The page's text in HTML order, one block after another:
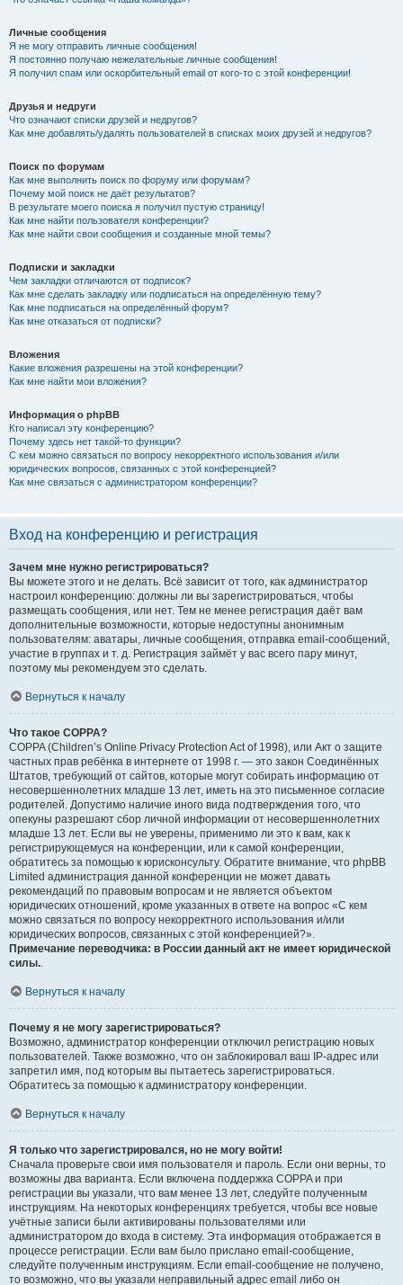
Личные сообщения
Я не могу отправить личные сообщения!
Я постоянно получаю нежелательные личные сообщения!
Я получил спам или оскорбительный email от кого-то с этой конференции!
Друзья и недруги
Что означают списки друзей и недругов?
Как мне добавлять/удалять пользователей в списках моих друзей и недругов?
Поиск по форумам
Как мне выполнить поиск по форуму или форумам?
Почему мой поиск не даёт результатов?
В результате моего поиска я получил пустую страницу!
Как мне найти пользователя конференции?
Как мне найти свои сообщения и созданные мной темы?
Подписки и закладки
Чем закладки отличаются от подписок?
Как мне сделать закладку или подписаться на определённую тему?
Как мне подписаться на определённый форум?
Как мне отказаться от подписки?
Вложения
Какие вложения разрешены на этой конференции?
Как мне найти мои вложения?
Информация о phpBB
Кто написал эту конференцию?
Почему здесь нет такой-то функции?
С кем можно связаться по вопросу некорректного использования и/или
юридических вопросов, связанных с этой конференцией?
Как мне связаться с администратором конференции?
Вход на конференцию и регистрация
Зачем мне нужно регистрироваться?
Вы можете этого и не делать. Всё зависит от того, как администратор
настроил конференцию: должны ли вы зарегистрироваться, чтобы
размещать сообщения, или нет. Тем не менее регистрация даёт вам
дополнительные возможности, которые недоступны анонимным
пользователям: аватары, личные сообщения, отправка email-сообщений,
участие в группах и т. д. Регистрация займёт у вас всего пару минут,
поэтому мы рекомендуем это сделать.
Вернуться к началу
Что такое COPPA?
COPPA (Children’s Online Privacy Protection Act of 1998), или Акт о защите
частных прав ребёнка в интернете от 1998 г. — это закон Соединённых
Штатов, требующий от сайтов, которые могут собирать информацию от
несовершеннолетних младше 13 лет, иметь на это письменное согласие
родителей. Допустимо наличие иного вида подтверждения того, что
опекуны разрешают сбор личной информации от несовершеннолетних
младше 13 лет. Если вы не уверены, применимо ли это к вам, как к
регистрирующемуся на конференции, или к самой конференции,
обратитесь за помощью к юрисконсульту. Обратите внимание, что phpBB
Limited администрация данной конференции не может давать
рекомендаций по правовым вопросам и не является объектом
юридических отношений, кроме указанных в ответе на вопрос «С кем
можно связаться по вопросу некорректного использования и/или
юридических вопросов, связанных с этой конференцией?».
Примечание переводчика: в России данный акт не имеет юридической
силы..
Вернуться к началу
Почему я не могу зарегистрироваться?
Возможно, администратор конференции отключил регистрацию новых
пользователей. Также возможно, что он заблокировал ваш IP-адрес или
запретил имя, под которым вы пытаетесь зарегистрироваться.
Обратитесь за помощью к администратору конференции.
Вернуться к началу
Я только что зарегистрировался, но не могу войти!
Сначала проверьте свои имя пользователя и пароль. Если они верны, то
возможны два варианта. Если включена поддержка COPPA и при
регистрации вы указали, что вам менее 13 лет, следуйте полученным
инструкциям. На некоторых конференциях требуется, чтобы все новые
учётные записи были активированы пользователями или
администратором до входа в систему. Эта информация отображается в
процессе регистрации. Если вам было прислано email-сообщение,
следуйте полученным инструкциям. Если email-сообщение не получено,
то возможно, что вы указали неправильный адрес email либо он